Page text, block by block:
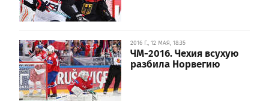
2016 Г., 12 МАЯ, 18:35
ЧМ-2016. Чехия всухую
разбила Норвегию